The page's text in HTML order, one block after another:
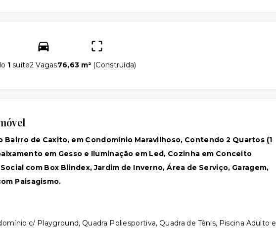
1 suíte2 Vagas76,63 m² (Construída)
Bairro de Caxito, em Condomínio Maravilhoso, Contendo 2 Quartos (1
em Gesso e Iluminação em Led, Cozinha em Conceito
com Box Blindex, Jardim de Inverno, Área de Serviço, Garagem,
Paisagismo.
c/ Playground, Quadra Poliesportiva, Quadra de Tênis, Piscina Adulto e